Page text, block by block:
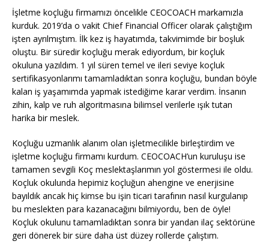
İşletme koçluğu firmamızı öncelikle CEOCOACH markamızla
kurduk. 2019’da o vakit Chief Financial Officer olarak çalıştığım
işten ayrılmıştım. İlk kez iş hayatımda, takvimimde bir boşluk
oluştu. Bir süredir koçluğu merak ediyordum, bir koçluk
okuluna yazıldım. 1 yıl süren temel ve ileri seviye koçluk
sertifikasyonlarımı tamamladıktan sonra koçluğu, bundan böyle
kalan iş yaşamımda yapmak istediğime karar verdim. İnsanın
zihin, kalp ve ruh algoritmasına bilimsel verilerle ışık tutan
harika bir meslek.
Koçluğu uzmanlık alanım olan işletmecilikle birleştirdim ve
işletme koçluğu firmamı kurdum. CEOCOACH’un kuruluşu ise
tamamen sevgili Koç meslektaşlarımın yol göstermesi ile oldu.
Koçluk okulunda hepimiz koçluğun ahengine ve enerjisine
bayıldık ancak hiç kimse bu işin ticari tarafının nasıl kurgulanıp
bu meslekten para kazanacağını bilmiyordu, ben de öyle!
Koçluk okulunu tamamladıktan sonra bir yandan ilaç sektörüne
geri dönerek bir süre daha üst düzey rollerde çalıştım.